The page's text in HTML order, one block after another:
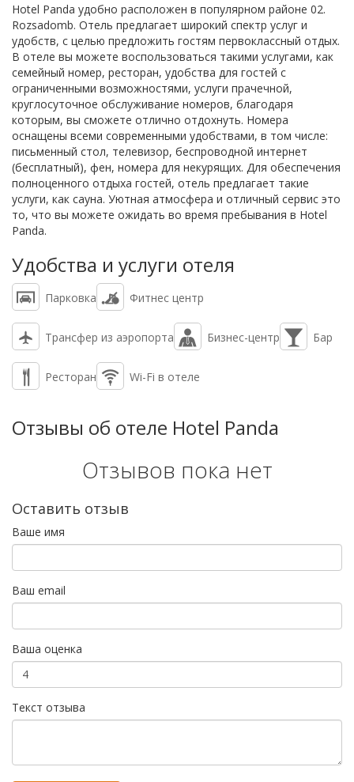
Hotel Panda удобно расположен в популярном районе 02.
Rozsadomb. Отель предлагает широкий спектр услуг и
удобств, с целью предложить гостям первоклассный отдых.
В отеле вы можете воспользоваться такими услугами, как
семейный номер, ресторан, удобства для гостей с
ограниченными возможностями, услуги прачечной,
круглосуточное обслуживание номеров, благодаря
которым, вы сможете отлично отдохнуть. Номера
оснащены всеми современными удобствами, в том числе:
письменный стол, телевизор, беспроводной интернет
(бесплатный), фен, номера для некурящих. Для обеспечения
полноценного отдыха гостей, отель предлагает такие
услуги, как сауна. Уютная атмосфера и отличный сервис это
то, что вы можете ожидать во время пребывания в Hotel
Panda.
Удобства и услуги отеля
Парковка Фитнес центр
Трансфер из аэропорта Бизнес-центр Бар
Ресторан Wi-Fi в отеле
Отзывы об отеле Hotel Panda
Отзывов пока нет
Оставить отзыв
Ваше имя
Ваш email
Ваша оценка
Текст отзыва